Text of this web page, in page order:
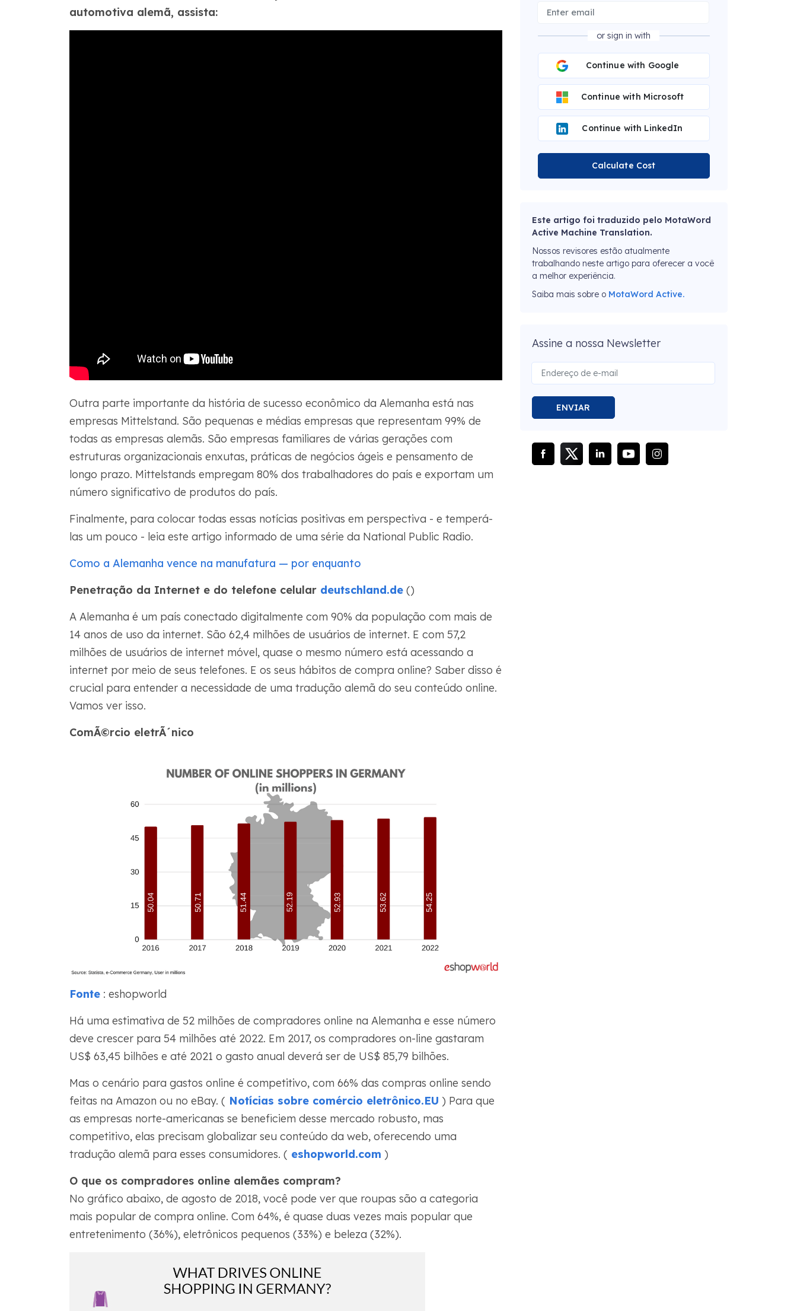
automotiva alemã, assista:
Outra parte importante da história de sucesso econômico da Alemanha está nas
empresas Mittelstand. São pequenas e médias empresas que representam 99% de
todas as empresas alemãs. São empresas familiares de várias gerações com
estruturas organizacionais enxutas, práticas de negócios ágeis e pensamento de
longo prazo. Mittelstands empregam 80% dos trabalhadores do país e exportam um
número significativo de produtos do país.
Finalmente, para colocar todas essas notícias positivas em perspectiva - e temperá-
las um pouco - leia este artigo informado de uma série da National Public Radio.
Como a Alemanha vence na manufatura — por enquanto
Penetração da Internet e do telefone celular deutschland.de()
A Alemanha é um país conectado digitalmente com 90% da população com mais de
14 anos de uso da internet. São 62,4 milhões de usuários de internet. E com 57,2
milhões de usuários de internet móvel, quase o mesmo número está acessando a
internet por meio de seus telefones. E os seus hábitos de compra online? Saber disso é
crucial para entender a necessidade de uma tradução alemã do seu conteúdo online.
Vamos ver isso.
ComÃ©rcio eletrÃ´nico
Fonte: eshopworld
Há uma estimativa de 52 milhões de compradores online na Alemanha e esse número
deve crescer para 54 milhões até 2022. Em 2017, os compradores on-line gastaram
US$ 63,45 bilhões e até 2021 o gasto anual deverá ser de US$ 85,79 bilhões.
Mas o cenário para gastos online é competitivo, com 66% das compras online sendo
feitas na Amazon ou no eBay. ( Notícias sobre comércio eletrônico.EU ) Para que
as empresas norte-americanas se beneficiem desse mercado robusto, mas
competitivo, elas precisam globalizar seu conteúdo da web, oferecendo uma
tradução alemã para esses consumidores. ( eshopworld.com )
O que os compradores online alemães compram?
No gráfico abaixo, de agosto de 2018, você pode ver que roupas são a categoria
mais popular de compra online. Com 64%, é quase duas vezes mais popular que
entretenimento (36%), eletrônicos pequenos (33%) e beleza (32%).
or sign in with
Continue with Google
Continue with Microsoft
Continue with LinkedIn
Calculate Cost
Este artigo foi traduzido pelo MotaWord
Active Machine Translation.
Nossos revisores estão atualmente
trabalhando neste artigo para oferecer a você
a melhor experiência.
Saiba mais sobre o MotaWord Active.
Assine a nossa Newsletter
ENVIAR